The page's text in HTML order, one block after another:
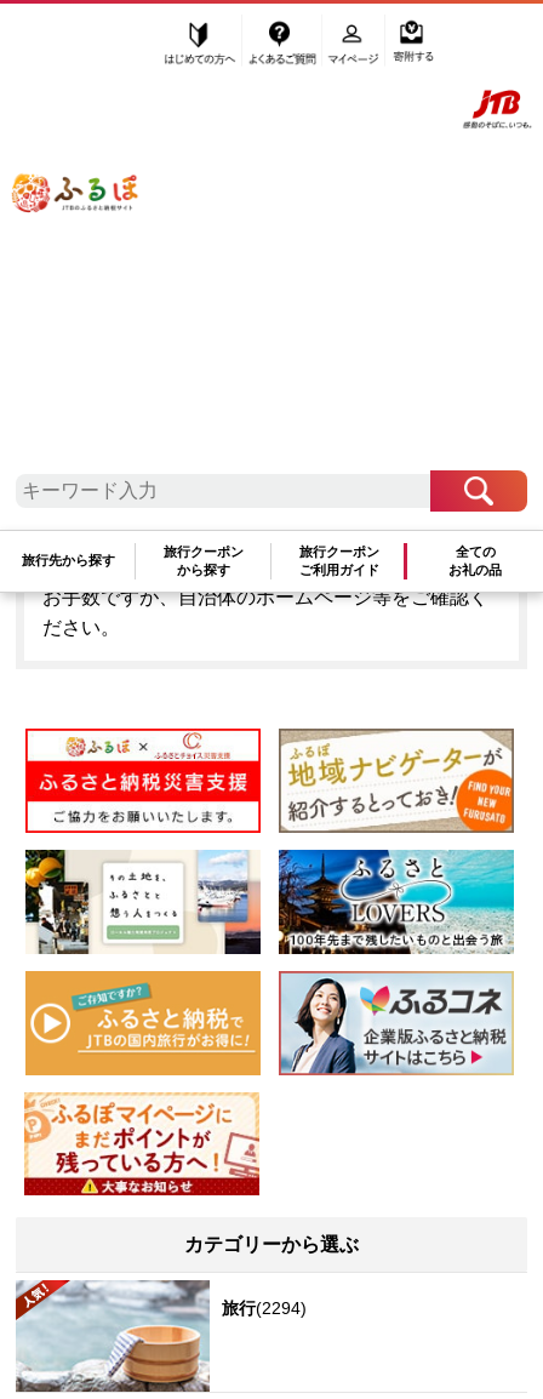
ふるぽ JTBのふるさと納税サイト
旅行先から探す
旅行クーポン
から探す
旅行クーポン
ご利用ガイド
全ての
お礼の品
「福島県白河市」はふるぽからお申込みをすること
はできません。
お手数ですが、自治体のホームページ等をご確認く
ださい。
カテゴリーから選ぶ
旅行(2294)